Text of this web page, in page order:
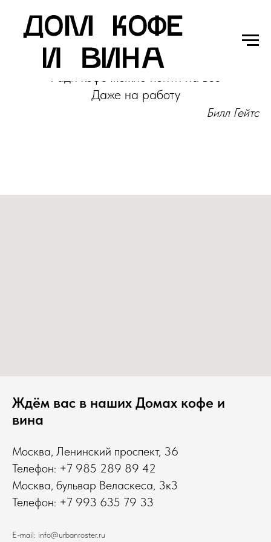
Даже на работу
Билл Гейтс
Ждём вас в наших Домах кофе и
вина
Москва, Ленинский проспект, 36
Телефон: +7 985 289 89 42
Москва, бульвар Веласкеса, 3к3
Телефон: +7 993 635 79 33
E-mail: info@urbanroster.ru